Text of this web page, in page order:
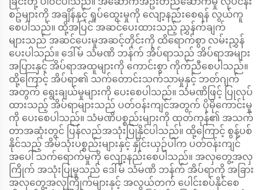
စဥ်များကို အချိန်နှင့် ရှုပ်ထွေးမှုကို လျော့နည်းစေရန် လွယ်ကူ
စေပါသည်။ ထို့အပြင် အဆင်ပေးထားသည့် ညွှန်က်ချက်
များသည် အဆင်ပေးမှုအဆင့်တိုင်းကို ထိရောက်စွာ လမ်းညွှန်
ပေးပါသည်။ ဒေါ်မ် သံမဏိ ဘန်က် အိပ်ရာသည် အိပ်ရာအများ
အပြားနှင့် အိပ်ရာအထူများကို ကောင်းစွာ ကိုက်ညီစေပါသည်။
ထို့ကြောင့် အိပ်ရာ၏ သက်တောင်းသက်သာမှုနှင့် ဘတ်ဂျက်
အတွက် ရွေးချယ်မှုများကို ပေးစေပါသည်။ သံမဏိဖြင့် ပြုလုပ်
ထားသည့် အိပ်ရာများသည် ပတ်ဝန်းကျင်အတွက် ပိုမိုကောင်းမှု
ကို ပေးစေပါသည်။ သံမဏိပစ္စည်းများကို ထုတ်ကုန်၏ အသက်
တာအဆုံးတွင် ပြန်လည်အသုံးပြုနိုင်ပါသည်။ ထို့ကြောင့် စွန့်ပစ်
နိုင်သည့် အိမ်သုံးပစ္စည်းများနှင့် နှိုင်းယှဉ်ပါက ပတ်ဝန်းကျင်
အပေါ် သက်ရောက်မှုကို လျော့နည်းစေပါသည်။ အလှတွေ့အလှ
ကြိုက် အသုံးပြုမှုသည် ဒေါ်မ် သံမဏိ ဘန်က် အိပ်ရာကို အခြား
အလှတွေ့အလှကြိုက်များနှင့် အလွယ်တက် ပေါင်းစပ်နိုင်စေ